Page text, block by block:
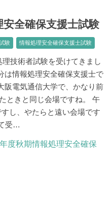
全確保支援士試験
験 情報処理安全確保支援士試験
技術者試験を受けてきまし
は情報処理安全確保支援士で
阪電気通信大学で、かなり前
ときと同じ会場ですね。 午
し、やたらと遠い会場です
受…